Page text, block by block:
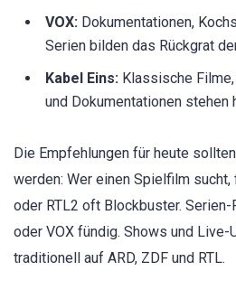
VOX: Dokumentationen,
Serien bilden das Rückgrat
Kabel Eins: Klassische
und Dokumentationen stehen
Die Empfehlungen für heute
werden: Wer einen Spielfilm
oder RTL2 oft Blockbuster.
oder VOX fündig. Shows und Live-
traditionell auf ARD, ZDF und RTL.